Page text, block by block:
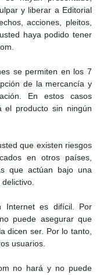
y liberar a Editorial
acciones, pleitos,
haya podido tener
se permiten en los 7
de la mercancía y
En estos casos
el producto sin ningún
que existen riesgos
en otros países,
que actúan bajo una
Internet es difícil. Por
puede asegurar que
dicen ser. Por lo tanto,
usuarios.
no hará y no puede